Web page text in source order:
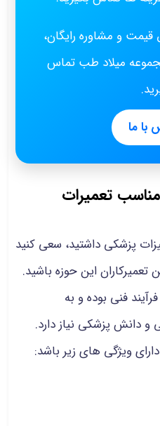
قیمت و مشاوره رایگان،
میلاد طب تماس
با ما
تعمیرات
پزشکی داشتید، سعی کنید
تعمیرکاران این حوزه باشید.
فنی بوده و به
دانش پزشکی نیاز دارد.
ویژگی های زیر باشد: